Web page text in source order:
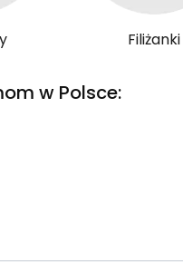
Filiżanki
w Polsce: